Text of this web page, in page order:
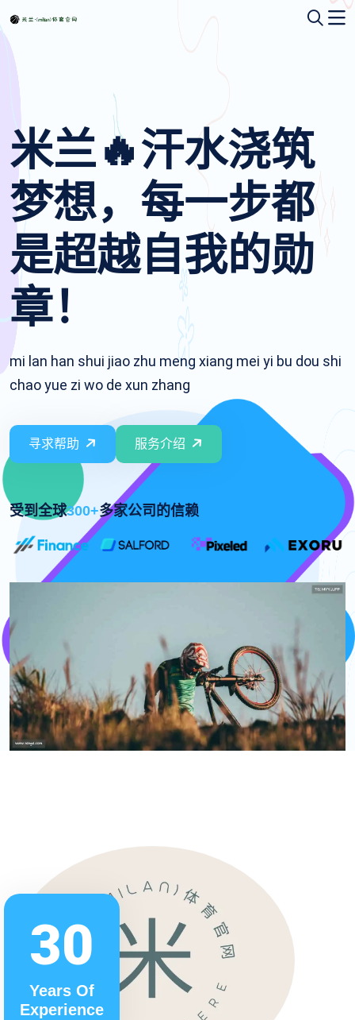
米兰🔥汗水浇筑
梦想，每一步都
是超越自我的勋
章！
mi lan han shui jiao zhu meng xiang mei yi bu dou shi
chao yue zi wo de xun zhang
寻求帮助 服务介绍
受到全球300+多家公司的信赖
30
Years Of
Experience